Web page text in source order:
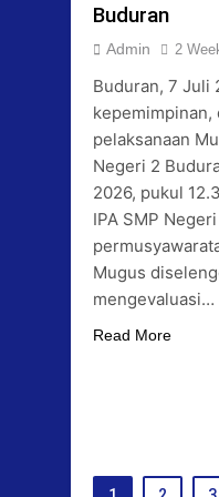
Buduran
Admin 2
Buduran, 7 Juli
kepemimpinan,
pelaksanaan
Negeri 2
2026, pukul
IPA SMP
Mugus
mengevaluasi…
Read More